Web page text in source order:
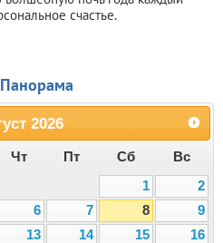
счастье.
Панорама
2026
Чт Пт Сб
Вс
1
2
6 7 8
9
13 14 15
16